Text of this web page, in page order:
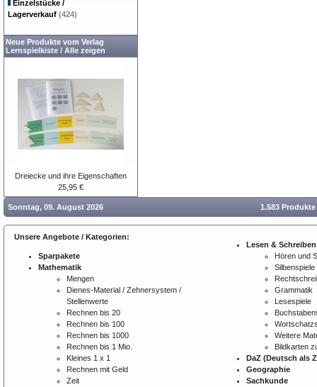
Einzelstücke /
Lagerverkauf (424)
Neue Produkte vom Verlag
Lernspielkiste / Alle zeigen
Dreiecke und ihre Eigenschaften
25,95 €
Sonntag, 09. August 2026 1.583
Unsere Angebote / Kategorien:
Sparpakete
Mathematik
Mengen
Dienes-Material / Zehnersystem /
Stellenwerte
Rechnen bis 20
Rechnen bis 100
Rechnen bis 1000
Rechnen bis 1 Mio.
Kleines 1 x 1
Rechnen mit Geld
Zeit
Lesen & Schreiben
Hören und
Silbenspiele
Grammatik
Lesespiele
Weitere
Bildkarten
DaZ (Deutsch als
Geographie
Sachkunde